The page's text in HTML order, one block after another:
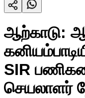
ஆற்காடு:
SIR
செயலாளர்